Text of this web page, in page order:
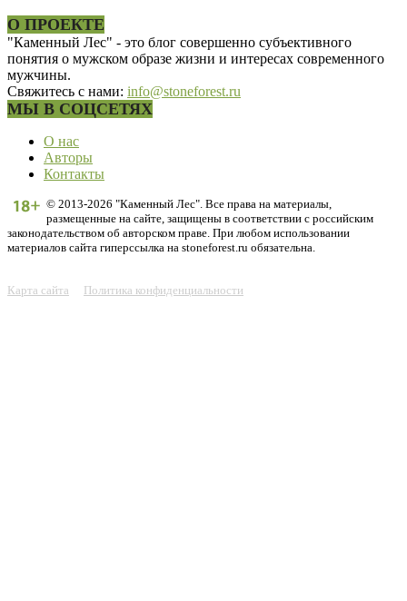
О ПРОЕКТЕ
"Каменный Лес" - это блог совершенно субъективного
понятия о мужском образе жизни и интересах современного
мужчины.
Свяжитесь с нами: info@stoneforest.ru
МЫ В СОЦСЕТЯХ
О нас
Авторы
Контакты
© 2013-2026 "Каменный Лес". Все права на материалы,
размещенные на сайте, защищены в соответствии с российским
законодательством об авторском праве. При любом использовании
материалов сайта гиперссылка на stoneforest.ru обязательна.
Карта сайта Политика конфиденциальности